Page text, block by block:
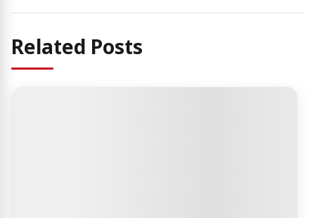
Related Posts